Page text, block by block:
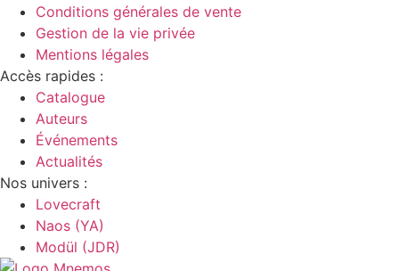
Conditions générales de vente
Gestion de la vie privée
Mentions légales
Accès rapides :
Catalogue
Auteurs
Événements
Actualités
Nos univers :
Lovecraft
Naos (YA)
Modül (JDR)